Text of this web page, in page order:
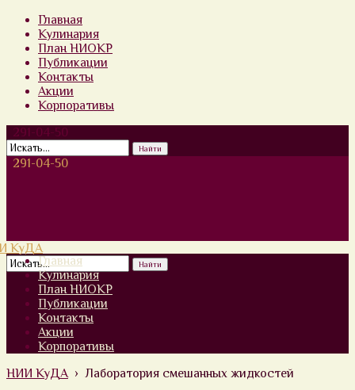
Главная
Кулинария
План НИОКР
Публикации
Контакты
Акции
Корпоративы
291-04-50
291-04-50
Главная
Кулинария
План НИОКР
Публикации
Контакты
Акции
Корпоративы
НИИ КуДА› Лаборатория смешанных жидкостей